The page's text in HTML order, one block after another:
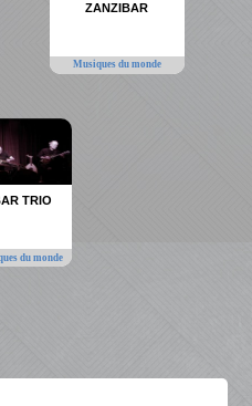
ZANZIBAR
Musiques du monde
TRIO
du monde